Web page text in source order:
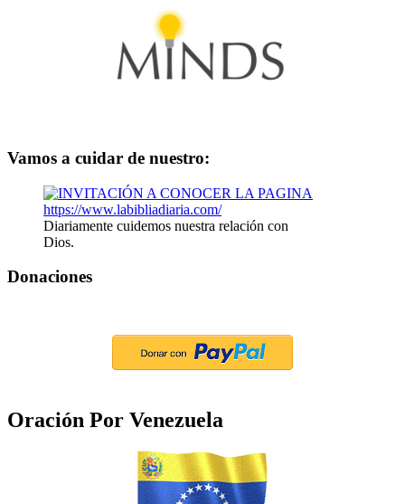
Vamos a cuidar de nuestro:
Diariamente cuidemos nuestra relación con
Dios.
Donaciones
Oración Por Venezuela